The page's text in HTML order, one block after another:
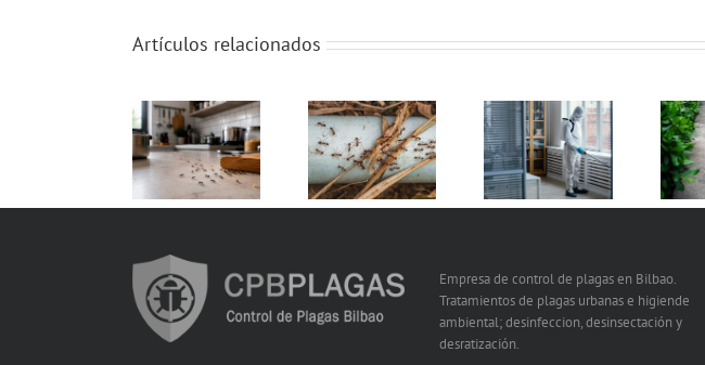
Artículos relacionados
¿Funcionan los
remedios
caseros contra
una plaga de
¿Cómo elegir
una empresa
de control de
plagas en
Alertan sobre
el aumento de
ratas en una
localidad del
Empresa de control de plagas en Bilbao.
Tratamientos de plagas urbanas e higiende
ambiental; desinfeccion, desinsectación y
desratización.